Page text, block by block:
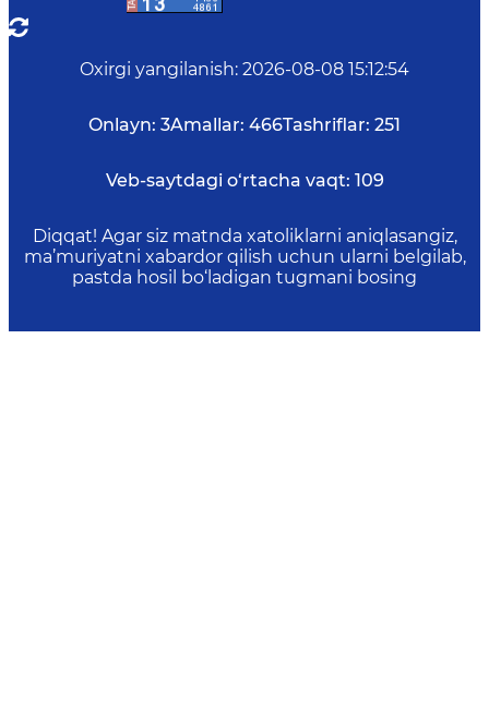
Oxirgi yangilanish: 2026-08-08 15:12:54
Onlayn: 3Amallar: 466Tashriflar: 251
Veb-saytdagi o‘rtacha vaqt: 109
Diqqat! Agar siz matnda xatoliklarni aniqlasangiz,
ma’muriyatni xabardor qilish uchun ularni belgilab,
pastda hosil bo‘ladigan tugmani bosing